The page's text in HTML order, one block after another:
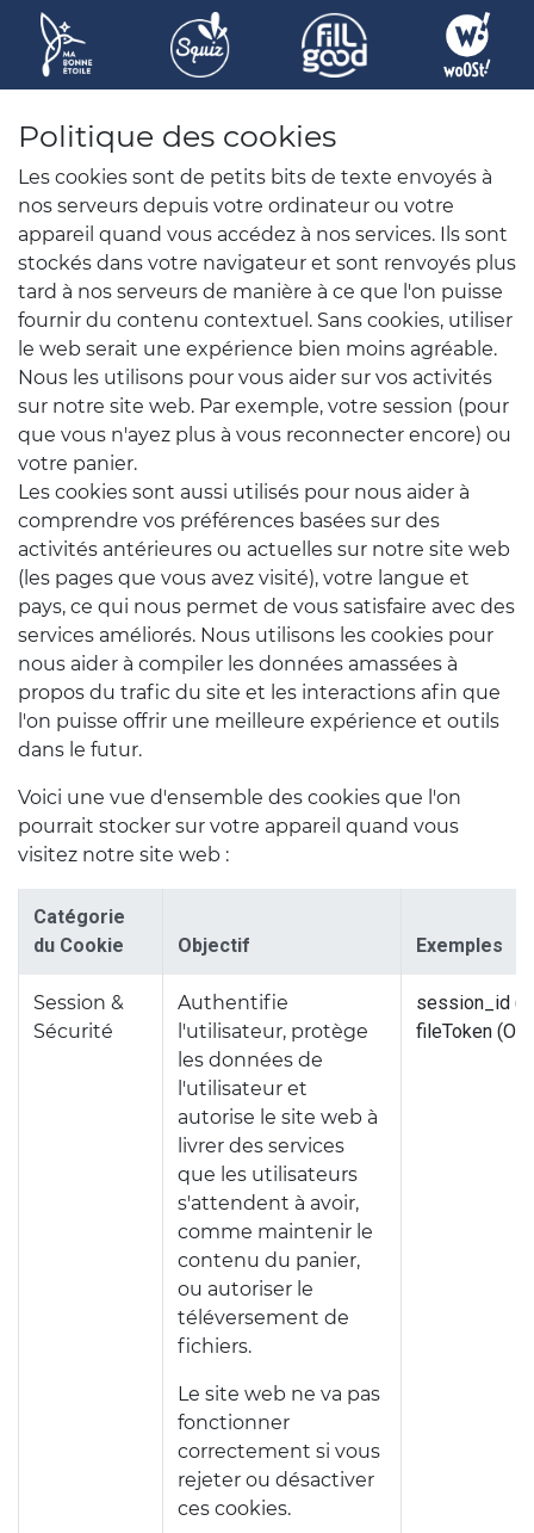
Politique des cookies
Les cookies sont de petits bits de texte envoyés à
nos serveurs depuis votre ordinateur ou votre
appareil quand vous accédez à nos services. Ils sont
stockés dans votre navigateur et sont renvoyés plus
tard à nos serveurs de manière à ce que l'on puisse
fournir du contenu contextuel. Sans cookies, utiliser
le web serait une expérience bien moins agréable.
Nous les utilisons pour vous aider sur vos activités
sur notre site web. Par exemple, votre session (pour
que vous n'ayez plus à vous reconnecter encore) ou
votre panier.
Les cookies sont aussi utilisés pour nous aider à
comprendre vos préférences basées sur des
activités antérieures ou actuelles sur notre site web
(les pages que vous avez visité), votre langue et
pays, ce qui nous permet de vous satisfaire avec des
services améliorés. Nous utilisons les cookies pour
nous aider à compiler les données amassées à
propos du trafic du site et les interactions afin que
l'on puisse offrir une meilleure expérience et outils
dans le futur.
Voici une vue d'ensemble des cookies que l'on
pourrait stocker sur votre appareil quand vous
visitez notre site web :
Catégorie
du Cookie
Objectif Exemples
Session &
Sécurité
Authentifie
l'utilisateur, protège
les données de
l'utilisateur et
autorise le site web à
livrer des services
que les utilisateurs
s'attendent à avoir,
comme maintenir le
contenu du panier,
ou autoriser le
téléversement de
fichiers.
Le site web ne va pas
fonctionner
correctement si vous
rejeter ou désactiver
ces cookies.
session_id
fileToken